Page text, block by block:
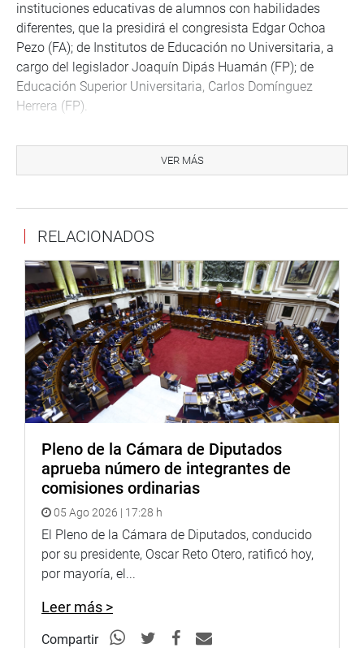
instituciones educativas de alumnos con habilidades
diferentes, que la presidirá el congresista Edgar Ochoa
Pezo (FA); de Institutos de Educación no Universitaria, a
cargo del legislador Joaquín Dipás Huamán (FP); de
Educación Superior Universitaria, Carlos Domínguez
Herrera (FP).
Panamericanos 2019, bajo la coordinación de la
parlamentaria Leyla Chihuán Ramos (FP). Los grupos
presente reunión.
A solicitud de la congresista Chihuán, se presentó el
profesor de la Universidad Pedro Ruiz Gallo de
Lambayeque, quien presentó ante ese grupo de trabajo
denuncias sobre presuntas irregularidades cometidas por
funcionarios del SUNEDU en el proceso de elección de
nuevas autoridades en el marco de la nueva Ley
Universitaria.(FAA).
PRENSA CONGRESO
VER MÁS
RELACIONADOS
Pleno de la Cámara de Diputados
aprueba número de integrantes de
comisiones ordinarias
05 Ago 2026 | 17:28 h
El Pleno de la Cámara de Diputados, conducido
por su presidente, Oscar Reto Otero, ratificó hoy,
por mayoría, el...
Leer más >
Compartir